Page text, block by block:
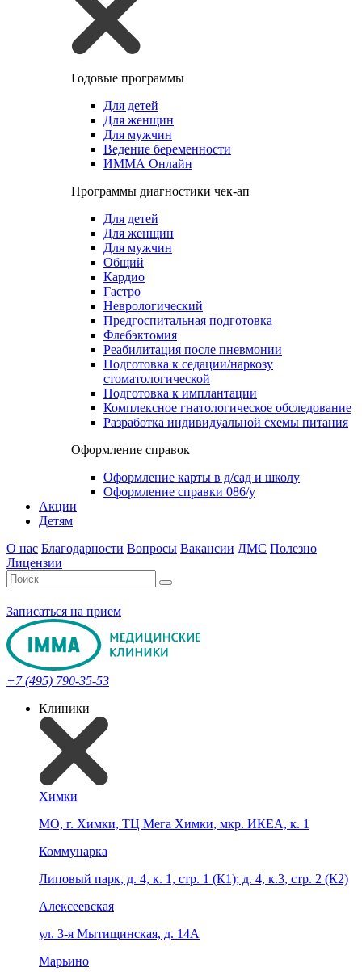
Годовые программы
Для детей
Для женщин
Для мужчин
Ведение беременности
ИММА Онлайн
Программы диагностики чек-ап
Для детей
Для женщин
Для мужчин
Общий
Кардио
Гастро
Неврологический
Предгоспитальная подготовка
Флебэктомия
Реабилитация после пневмонии
Подготовка к седации/наркозу
стоматологической
Подготовка к имплантации
Комплексное гнатологическое обследование
Разработка индивидуальной схемы питания
Оформление справок
Оформление карты в д/сад и школу
Оформление справки 086/у
Акции
Детям
О нас Благодарности Вопросы Вакансии ДМС Полезно
Лицензии
Записаться на прием
+7 (495) 790-35-53
Клиники
Химки
МО, г. Химки, ТЦ Мега Химки, мкр. ИКЕА, к. 1
Коммунарка
Липовый парк, д. 4, к. 1, стр. 1 (К1); д. 4, к.3, стр. 2 (К2)
Алексеевская
ул. 3-я Мытищинская, д. 14А
Марьино